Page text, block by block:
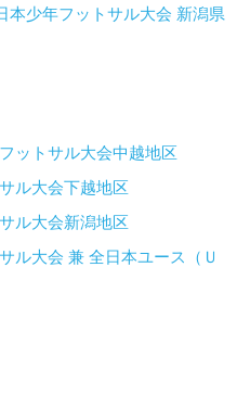
本少年フットサル大会 新潟県
ットサル大会中越地区
ル大会下越地区
ル大会新潟地区
ル大会 兼 全日本ユース（Ｕ